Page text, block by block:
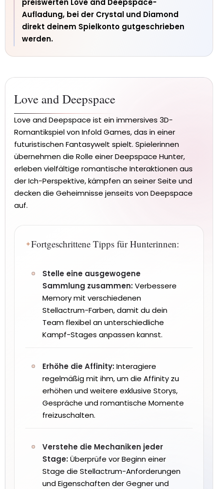
preiswerten Love and Deepspace-
Aufladung, bei der Crystal und Diamond
direkt deinem Spielkonto gutgeschrieben
werden.
Love and Deepspace
Love and Deepspace ist ein immersives 3D-
Romantikspiel von Infold Games, das in einer
futuristischen Fantasywelt spielt. Spielerinnen
übernehmen die Rolle einer Deepspace Hunter,
erleben vielfältige romantische Interaktionen aus
der Ich-Perspektive, kämpfen an seiner Seite und
decken die Geheimnisse jenseits von Deepspace
auf.
Fortgeschrittene Tipps für Hunterinnen:
Stelle eine ausgewogene
Sammlung zusammen:Verbessere
Memory mit verschiedenen
Stellactrum-Farben, damit du dein
Team flexibel an unterschiedliche
Kampf-Stages anpassen kannst.
Erhöhe die Affinity:Interagiere
regelmäßig mit ihm, um die Affinity zu
erhöhen und weitere exklusive Storys,
Gespräche und romantische Momente
freizuschalten.
Verstehe die Mechaniken jeder
Stage:Überprüfe vor Beginn einer
Stage die Stellactrum-Anforderungen
und Eigenschaften der Gegner und